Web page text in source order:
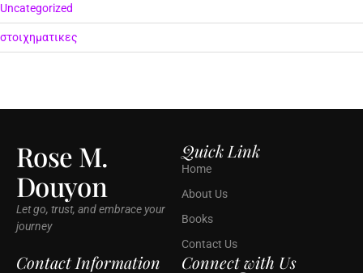
Uncategorized
στοιχηματικες
Rose M.
Douyon
Let go, trust, and embrace your
journey
Quick Link
Home
About Us
Books
Contact Us
Contact Information Connect with Us